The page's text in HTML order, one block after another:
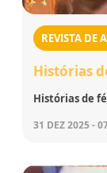
REVISTA DE
Histórias
Histórias de
31 DEZ 2025 -